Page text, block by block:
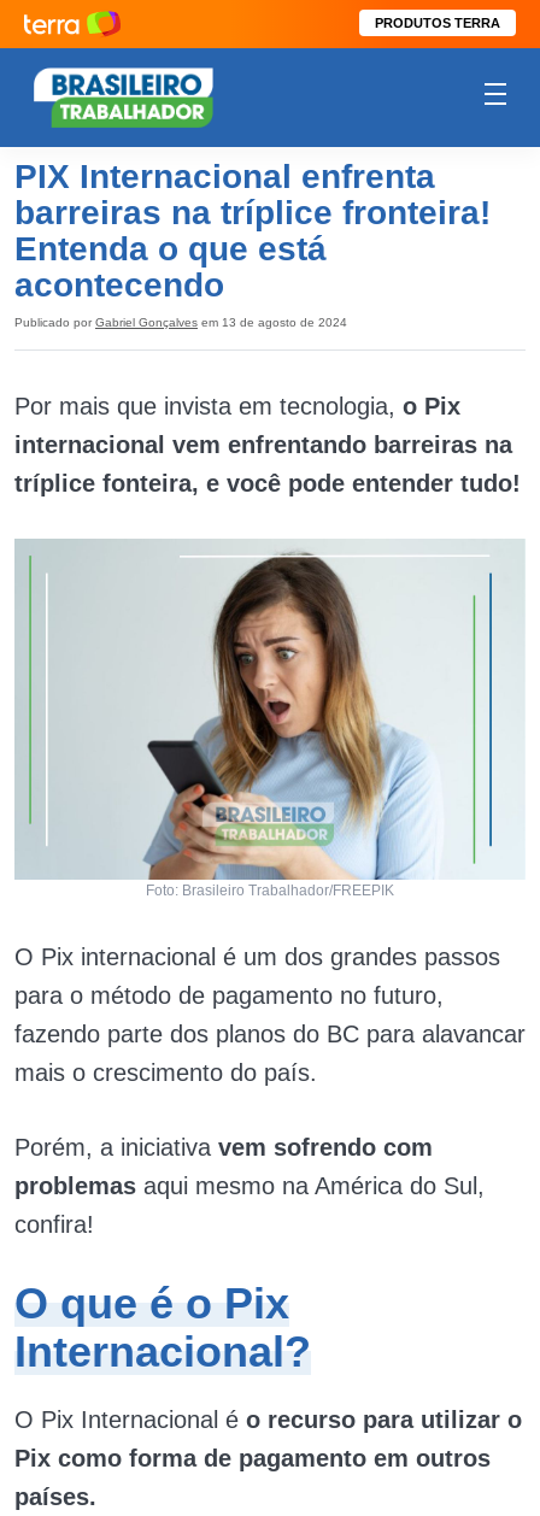
PRODUTOS TERRA
PIX Internacional enfrenta
barreiras na tríplice fronteira!
Entenda o que está
acontecendo
Publicado por Gabriel Gonçalves em 13 de agosto de 2024
Por mais que invista em tecnologia, o Pix
internacional vem enfrentando barreiras na
tríplice fonteira, e você pode entender tudo!
Foto: Brasileiro Trabalhador/FREEPIK
O Pix internacional é um dos grandes passos
para o método de pagamento no futuro,
fazendo parte dos planos do BC para alavancar
mais o crescimento do país.
Porém, a iniciativa vem sofrendo com
problemas aqui mesmo na América do Sul,
confira!
O que é o Pix
Internacional?
O Pix Internacional é o recurso para utilizar o
Pix como forma de pagamento em outros
países.